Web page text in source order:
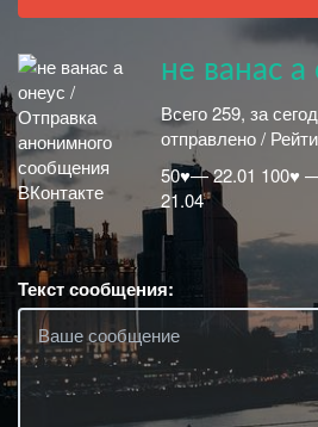
не ванас а
Всего 259, за
отправлено /
50♥— 22.01 100♥
21.04
Текст сообщения: